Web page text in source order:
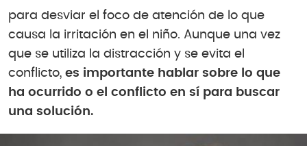
para desviar el foco de atención de lo que
causa la irritación en el niño. Aunque una vez
que se utiliza la distracción y se evita el
conflicto, es importante hablar sobre lo que
ha ocurrido o el conflicto en sí para buscar
una solución.